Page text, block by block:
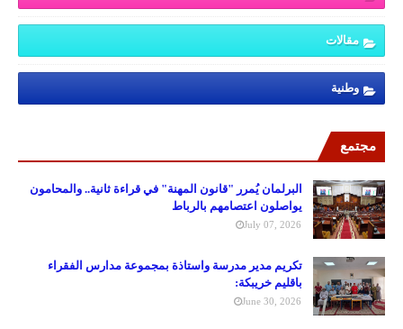
مقالات
وطنية
مجتمع
البرلمان يُمرر "قانون المهنة" في قراءة ثانية.. والمحامون
يواصلون اعتصامهم بالرباط
July 07, 2026
تكريم مدير مدرسة واستاذة بمجموعة مدارس الفقراء
باقليم خريبكة:
June 30, 2026